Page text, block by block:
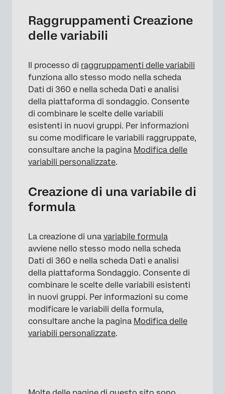
Raggruppamenti Creazione
delle variabili
Il processo di raggruppamenti delle variabili
funziona allo stesso modo nella scheda
Dati di 360 e nella scheda Dati e analisi
della piattaforma di sondaggio. Consente
di combinare le scelte delle variabili
esistenti in nuovi gruppi. Per informazioni
su come modificare le variabili raggruppate,
consultare anche la pagina Modifica delle
variabili personalizzate.
Creazione di una variabile di
formula
La creazione di una variabile formula
avviene nello stesso modo nella scheda
Dati di 360 e nella scheda Dati e analisi
della piattaforma Sondaggio. Consente di
combinare le scelte delle variabili esistenti
in nuovi gruppi. Per informazioni su come
modificare le variabili della formula,
consultare anche la pagina Modifica delle
variabili personalizzate.